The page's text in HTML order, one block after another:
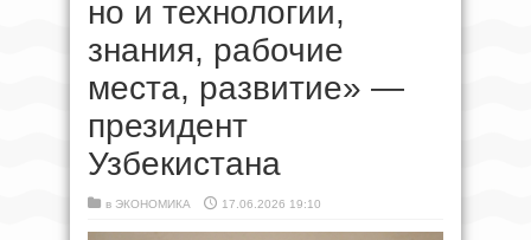
но и технологии,
знания, рабочие
места, развитие» —
президент
Узбекистана
в ЭКОНОМИКА 17.06.2026 19:10